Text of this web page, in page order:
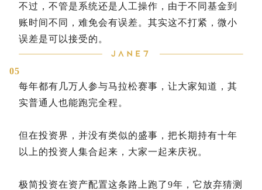
不过，不管是系统还是人工操作，由于不同基金到
账时间不同，难免会有误差。其实这不打紧，微小
误差是可以接受的。
05
每年都有几万人参与马拉松赛事，让大家知道，其
实普通人也能跑完全程。
但在投资界，并没有类似的盛事，把长期持有十年
以上的投资人集合起来，大家一起来庆祝。
极简投资在资产配置这条路上跑了9年，它放弃猜测